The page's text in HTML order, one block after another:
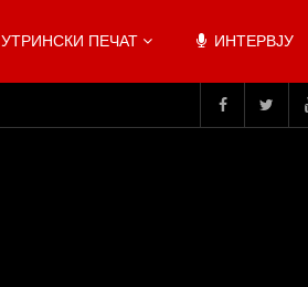
УТРИНСКИ ПЕЧАТ ИНТЕРВЈУ